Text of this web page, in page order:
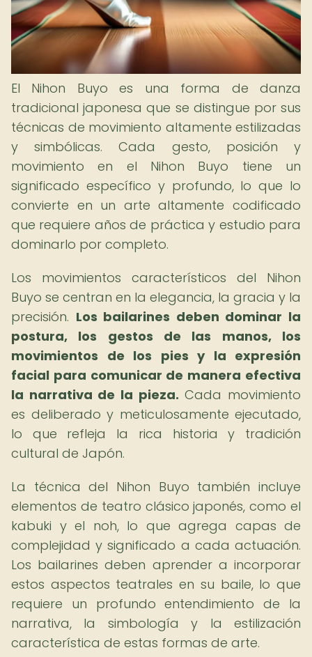
El Nihon Buyo es una forma de danza
tradicional japonesa que se distingue por sus
técnicas de movimiento altamente estilizadas
y simbólicas. Cada gesto, posición y
movimiento en el Nihon Buyo tiene un
significado específico y profundo, lo que lo
convierte en un arte altamente codificado
que requiere años de práctica y estudio para
dominarlo por completo.
Los movimientos característicos del Nihon
Buyo se centran en la elegancia, la gracia y la
precisión. Los bailarines deben dominar la
postura, los gestos de las manos, los
movimientos de los pies y la expresión
facial para comunicar de manera efectiva
la narrativa de la pieza. Cada movimiento
es deliberado y meticulosamente ejecutado,
lo que refleja la rica historia y tradición
cultural de Japón.
La técnica del Nihon Buyo también incluye
elementos de teatro clásico japonés, como el
kabuki y el noh, lo que agrega capas de
complejidad y significado a cada actuación.
Los bailarines deben aprender a incorporar
estos aspectos teatrales en su baile, lo que
requiere un profundo entendimiento de la
narrativa, la simbología y la estilización
característica de estas formas de arte.